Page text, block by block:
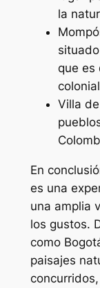
la
que es
Villa
En
es una
una amplia
los gustos.
como
paisajes